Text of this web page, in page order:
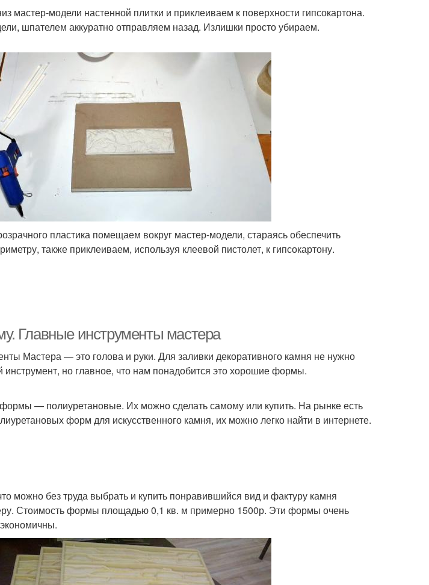
мастер-модели настенной плитки и приклеиваем к поверхности гипсокартона.
шпателем аккуратно отправляем назад. Излишки просто убираем.
пластика помещаем вокруг мастер-модели, стараясь обеспечить
также приклеиваем, используя клеевой пистолет, к гипсокартону.
Главные инструменты мастера
Мастера — это голова и руки. Для заливки декоративного камня не нужно
инструмент, но главное, что нам понадобится это хорошие формы.
— полиуретановые. Их можно сделать самому или купить. На рынке есть
форм для искусственного камня, их можно легко найти в интернете.
можно без труда выбрать и купить понравившийся вид и фактуру камня
Стоимость формы площадью 0,1 кв. м примерно 1500р. Эти формы очень